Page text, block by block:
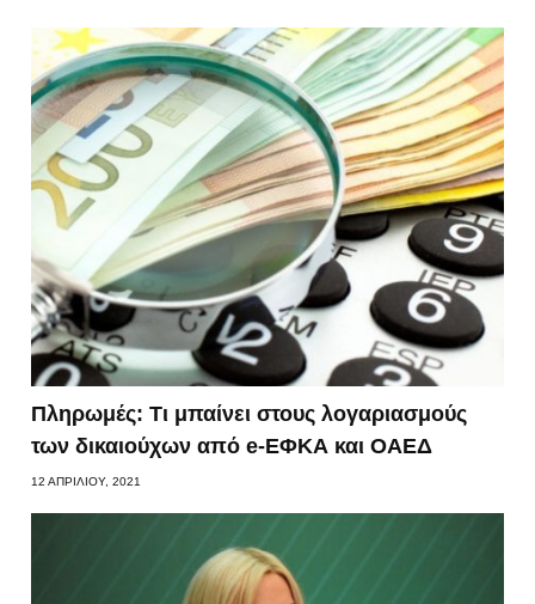
Πληρωμές: Τι μπαίνει στους λογαριασμούς
των δικαιούχων από e-ΕΦΚΑ και ΟΑΕΔ
12 ΑΠΡΙΛΊΟΥ, 2021